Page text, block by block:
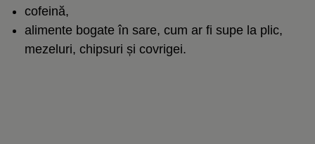
cofeină,
alimente bogate în sare, cum ar fi supe la plic,
mezeluri, chipsuri și covrigei.